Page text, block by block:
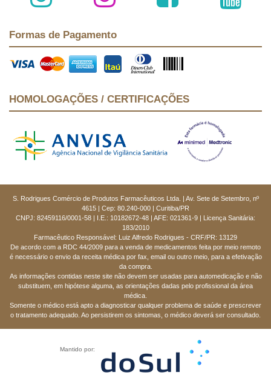
Formas de Pagamento
HOMOLOGAÇÕES / CERTIFICAÇÕES
S. Rodrigues Comércio de Produtos Farmacêuticos Ltda. | Av. Sete de Setembro, nº
4615 | Cep: 80.240-000 | Curitiba/PR
CNPJ: 82459116/0001-58 | I.E.: 10182672-48 | AFE: 021361-9 | Licença Sanitária:
183/2010
Farmacêutico Responsável: Luiz Alfredo Rodrigues - CRF/PR: 13129
De acordo com a RDC 44/2009 para a venda de medicamentos feita por meio remoto
é necessário o envio da receita médica por fax, email ou outro meio, para a efetivação
da compra.
As informações contidas neste site não devem ser usadas para automedicação e não
substituem, em hipótese alguma, as orientações dadas pelo profissional da área
médica.
Somente o médico está apto a diagnosticar qualquer problema de saúde e prescrever
o tratamento adequado. Ao persistirem os sintomas, o médico deverá ser consultado.
Mantido por: